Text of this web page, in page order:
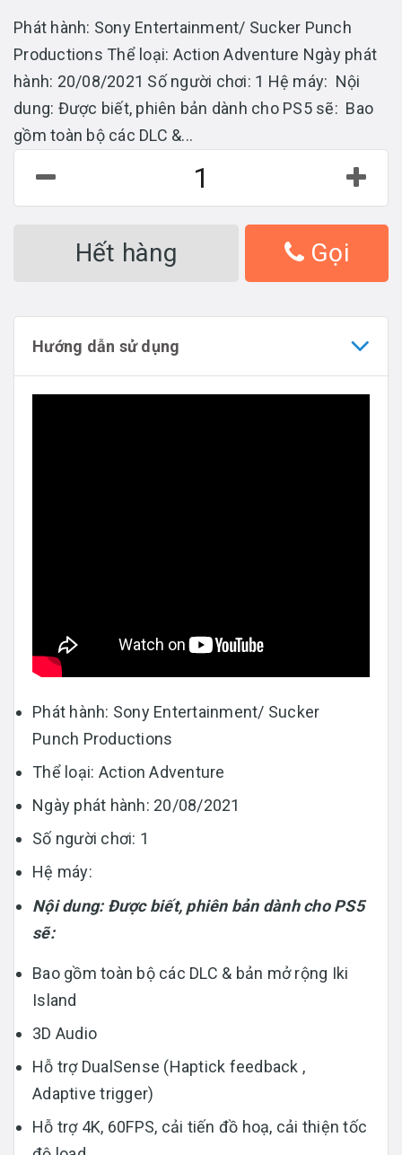
Phát hành: Sony Entertainment/ Sucker Punch
Productions Thể loại: Action Adventure Ngày phát
hành: 20/08/2021 Số người chơi: 1 Hệ máy: Nội
dung: Được biết, phiên bản dành cho PS5 sẽ: Bao
gồm toàn bộ các DLC &...
Hết hàng Gọi
Hướng dẫn sử dụng
Phát hành: Sony Entertainment/ Sucker
Punch Productions
Thể loại: Action Adventure
Ngày phát hành: 20/08/2021
Số người chơi: 1
Hệ máy:
Nội dung: Được biết, phiên bản dành cho PS5
sẽ:
Bao gồm toàn bộ các DLC & bản mở rộng Iki
Island
3D Audio
Hỗ trợ DualSense (Haptick feedback ,
Adaptive trigger)
Hỗ trợ 4K, 60FPS, cải tiến đồ hoạ, cải thiện tốc